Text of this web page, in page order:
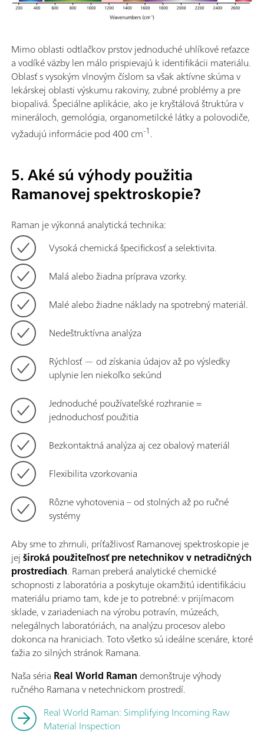
Mimo oblasti odtlačkov prstov jednoduché uhlíkové reťazce
a vodíké väzby len málo prispievajú k identifikácii materiálu.
Oblasť s vysokým vlnovým číslom sa však aktívne skúma v
lekárskej oblasti výskumu rakoviny, zubné problémy a pre
biopalivá. Špeciálne aplikácie, ako je kryštálová štruktúra v
mineráloch, gemológia, organometilcké látky a polovodiče,
vyžadujú informácie pod 400 cm-1.
5. Aké sú výhody použitia
Ramanovej spektroskopie?
Raman je výkonná analytická technika:
Vysoká chemická špecifickosť a selektivita.
Malá alebo žiadna príprava vzorky.
Malé alebo žiadne náklady na spotrebný materiál.
Nedeštruktívna analýza
Rýchlosť — od získania údajov až po výsledky
uplynie len niekoľko sekúnd
Jednoduché používateľské rozhranie =
jednoduchosť použitia
Bezkontaktná analýza aj cez obalový materiál
Flexibilita vzorkovania
Rôzne vyhotovenia – od stolných až po ručné
systémy
Aby sme to zhrnuli, príťažlivosť Ramanovej spektroskopie je
jejširoká použiteľnosť pre netechnikov v netradičných
prostrediach. Raman preberá analytické chemické
schopnosti z laboratória a poskytuje okamžitú identifikáciu
materiálu priamo tam, kde je to potrebné: v prijímacom
sklade, v zariadeniach na výrobu potravín, múzeách,
nelegálnych laboratóriách, na analýzu procesov alebo
dokonca na hraniciach. Toto všetko sú ideálne scenáre, ktoré
ťažia zo silných stránok Ramana.
Naša séria Real World Raman demonštruje výhody
ručného Ramana v netechnickom prostredí.
Real World Raman: Simplifying Incoming Raw
Material Inspection